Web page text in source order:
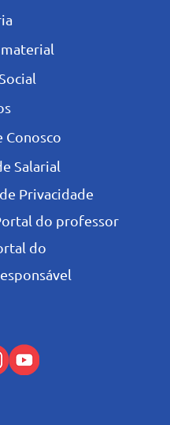
l
Conosco
Salarial
Privacidade
do professor
do